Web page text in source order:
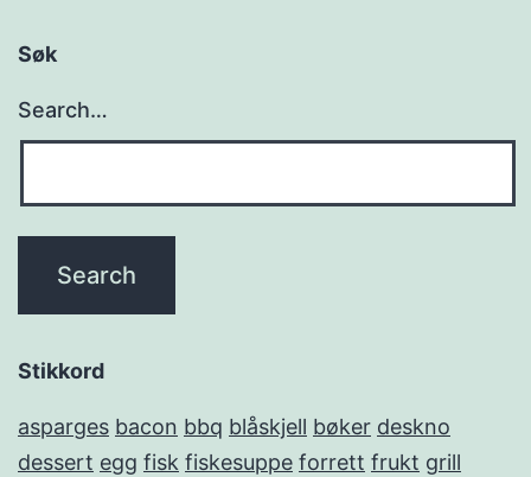
Søk
Search…
Stikkord
asparges bacon bbq blåskjell bøker deskno
dessert egg fisk fiskesuppe forrett frukt grill